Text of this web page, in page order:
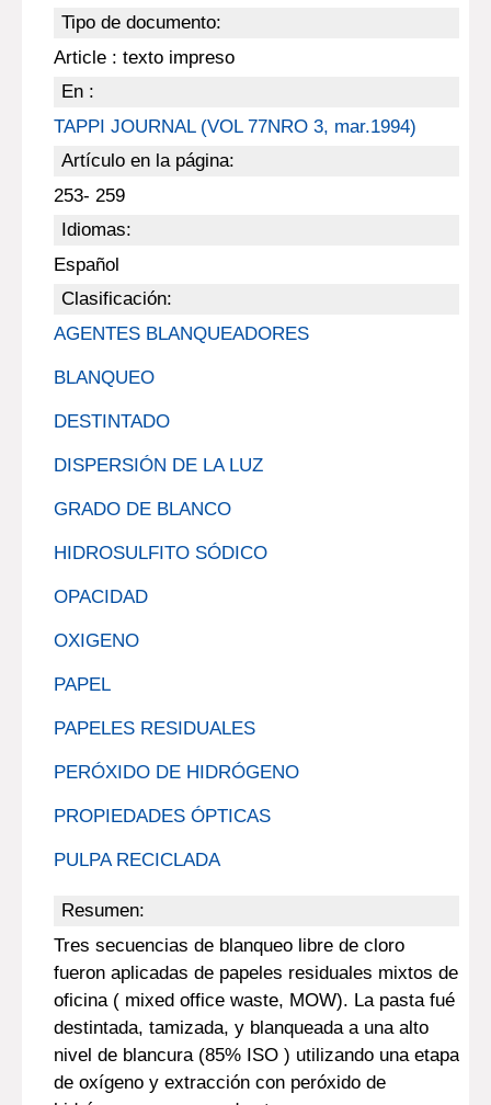
Tipo de documento:
Article : texto impreso
En :
TAPPI JOURNAL (VOL 77NRO 3, mar.1994)
Artículo en la página:
253- 259
Idiomas:
Español
Clasificación:
AGENTES BLANQUEADORES
BLANQUEO
DESTINTADO
DISPERSIÓN DE LA LUZ
GRADO DE BLANCO
HIDROSULFITO SÓDICO
OPACIDAD
OXIGENO
PAPEL
PAPELES RESIDUALES
PERÓXIDO DE HIDRÓGENO
PROPIEDADES ÓPTICAS
PULPA RECICLADA
Resumen:
Tres secuencias de blanqueo libre de cloro
fueron aplicadas de papeles residuales mixtos de
oficina ( mixed office waste, MOW). La pasta fué
destintada, tamizada, y blanqueada a una alto
nivel de blancura (85% ISO ) utilizando una etapa
de oxígeno y extracción con peróxido de